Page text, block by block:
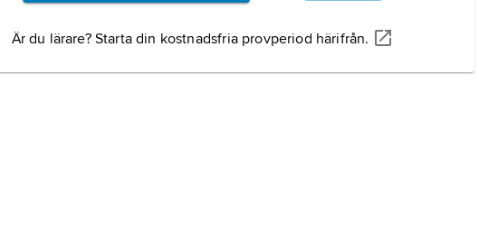
Är du lärare? Starta din kostnadsfria provperiod härifrån.